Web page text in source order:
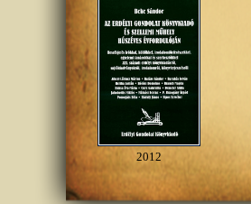
2012